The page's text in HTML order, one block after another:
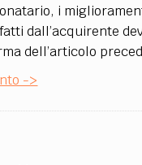
i
dall’acquirente
dell’articolo
->